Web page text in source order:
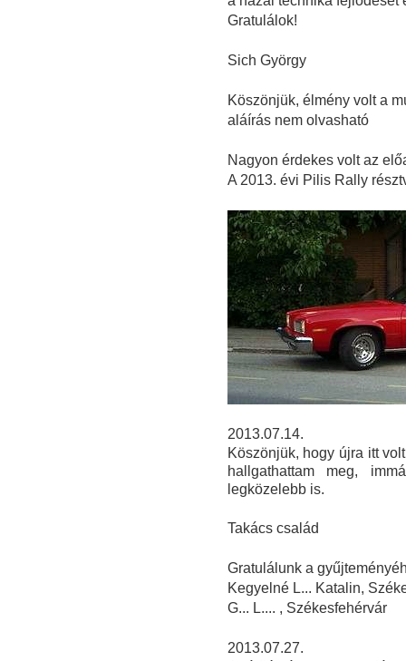
Gratulálok!
Sich György
Köszönjük, élmény volt a
aláírás nem olvasható
Nagyon érdekes volt az
A 2013. évi Pilis Rally
2013.07.14.
Köszönjük, hogy újra itt
hallgathattam meg,
legközelebb is.
Takács család
Gratulálunk a
Kegyelné L... Katalin,
G... L.... , Székesfehérvár
2013.07.27.